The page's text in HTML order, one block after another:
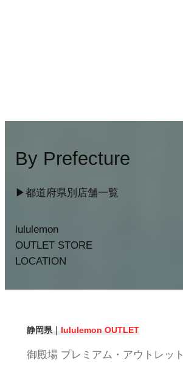
By Prefecture
▶︎都道府県別店舗一覧
lululemon
OUTLET STORE
LOCATION
静岡県｜ lululemon OUTLET
御殿場 プレミアム・アウトレット